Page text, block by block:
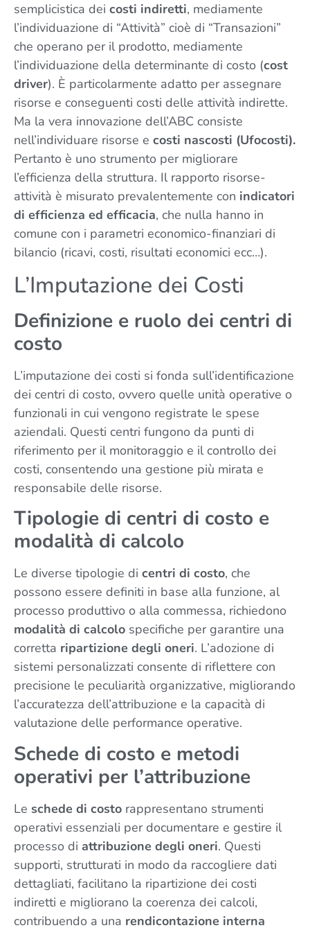
semplicistica dei costi indiretti, mediamente
l’individuazione di “Attività” cioè di “Transazioni”
che operano per il prodotto, mediamente
l’individuazione della determinante di costo (cost
driver). È particolarmente adatto per assegnare
risorse e conseguenti costi delle attività indirette.
Ma la vera innovazione dell’ABC consiste
nell’individuare risorse e costi nascosti (Ufocosti).
Pertanto è uno strumento per migliorare
l’efficienza della struttura. Il rapporto risorse-
attività è misurato prevalentemente con indicatori
di efficienza ed efficacia, che nulla hanno in
comune con i parametri economico-finanziari di
bilancio (ricavi, costi, risultati economici ecc…).
L’Imputazione dei Costi
Definizione e ruolo dei centri di
costo
L’imputazione dei costi si fonda sull’identificazione
dei centri di costo, ovvero quelle unità operative o
funzionali in cui vengono registrate le spese
aziendali. Questi centri fungono da punti di
riferimento per il monitoraggio e il controllo dei
costi, consentendo una gestione più mirata e
responsabile delle risorse.
Tipologie di centri di costo e
modalità di calcolo
Le diverse tipologie di centri di costo, che
possono essere definiti in base alla funzione, al
processo produttivo o alla commessa, richiedono
modalità di calcolo specifiche per garantire una
corretta ripartizione degli oneri. L’adozione di
sistemi personalizzati consente di riflettere con
precisione le peculiarità organizzative, migliorando
l’accuratezza dell’attribuzione e la capacità di
valutazione delle performance operative.
Schede di costo e metodi
operativi per l’attribuzione
Le schede di costo rappresentano strumenti
operativi essenziali per documentare e gestire il
processo di attribuzione degli oneri. Questi
supporti, strutturati in modo da raccogliere dati
dettagliati, facilitano la ripartizione dei costi
indiretti e migliorano la coerenza dei calcoli,
contribuendo a una rendicontazione interna